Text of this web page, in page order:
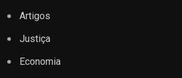
Artigos
Justiça
Economia